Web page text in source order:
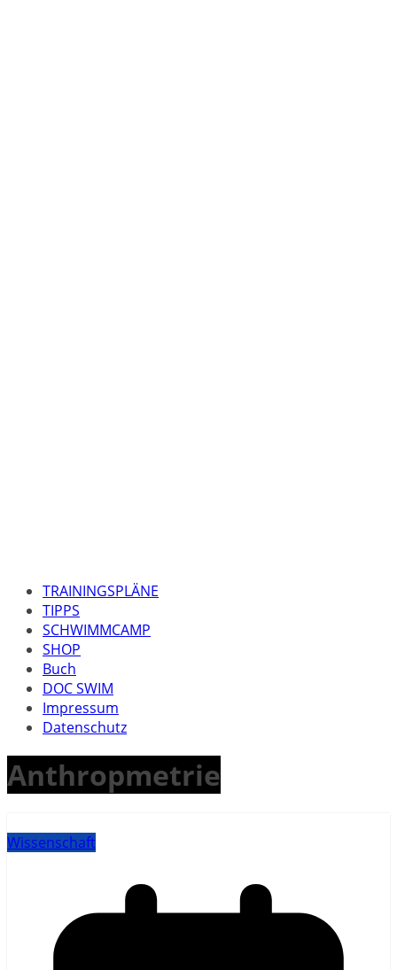
TRAININGSPLÄNE
TIPPS
SCHWIMMCAMP
SHOP
Buch
DOC SWIM
Impressum
Datenschutz
Anthropmetrie
Wissenschaft